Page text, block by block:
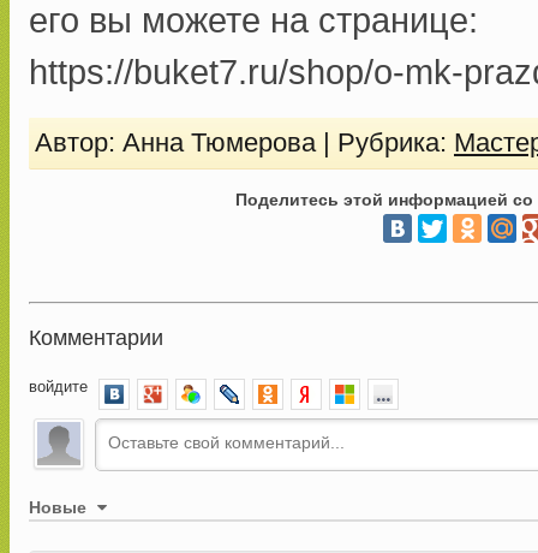
его вы можете на странице:
https://buket7.ru/shop/o-mk-
Автор: Анна Тюмерова| Рубрика:
Поделитесь этой информацией
Комментарии
войдите
Новые